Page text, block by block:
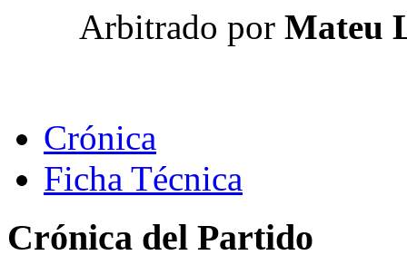
Arbitrado por Mateu
Crónica
Ficha Técnica
Crónica del Partido